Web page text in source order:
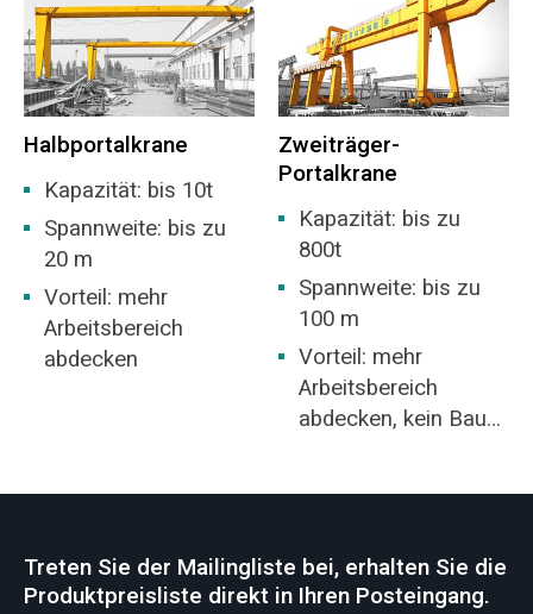
Halbportalkrane
Kapazität: bis 10t
Spannweite: bis zu
20 m
Vorteil: mehr
Arbeitsbereich
abdecken
Zweiträger-
Portalkrane
Kapazität: bis zu
800t
Spannweite: bis zu
100 m
Vorteil: mehr
Arbeitsbereich
abdecken, kein Bau
Treten Sie der Mailingliste bei, erhalten Sie die
Produktpreisliste direkt in Ihren Posteingang.